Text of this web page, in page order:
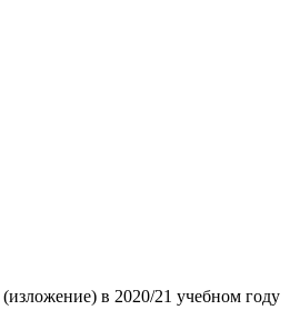
в 2020/21 учебном году